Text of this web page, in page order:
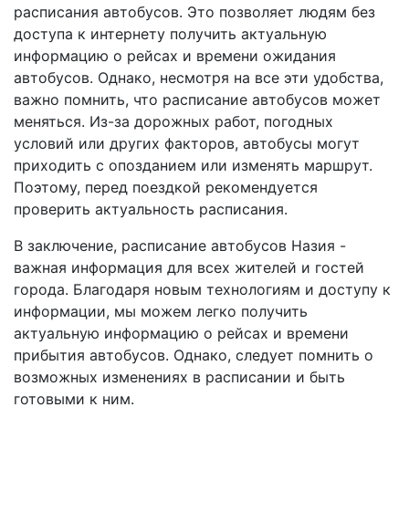
расписания автобусов. Это позволяет людям без
доступа к интернету получить актуальную
информацию о рейсах и времени ожидания
автобусов. Однако, несмотря на все эти удобства,
важно помнить, что расписание автобусов может
меняться. Из-за дорожных работ, погодных
условий или других факторов, автобусы могут
приходить с опозданием или изменять маршрут.
Поэтому, перед поездкой рекомендуется
проверить актуальность расписания.
В заключение, расписание автобусов Назия -
важная информация для всех жителей и гостей
города. Благодаря новым технологиям и доступу к
информации, мы можем легко получить
актуальную информацию о рейсах и времени
прибытия автобусов. Однако, следует помнить о
возможных изменениях в расписании и быть
готовыми к ним.